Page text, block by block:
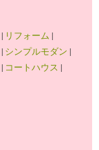
| リフォーム |
| シンプルモダン |
| コートハウス |